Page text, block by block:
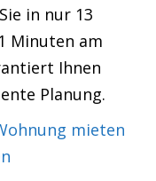
in nur 13
Minuten am
Ihnen
Planung.
mieten